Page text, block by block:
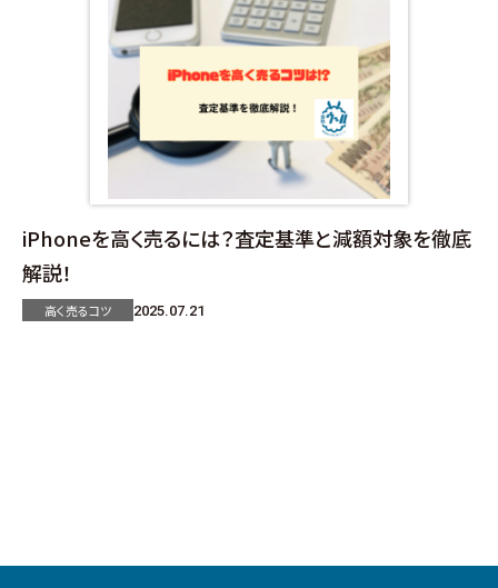
iPhoneを高く売るには？査定基準と減額対象を徹底
解説！
高く売るコツ 2025.07.21